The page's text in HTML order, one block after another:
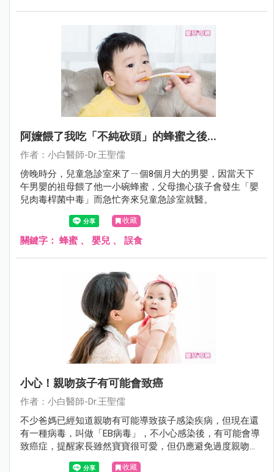
阿嬤餵了我吃「不純砍頭」的蜂蜜之後...
作者：小白醫師-Dr.王聖儒
傍晚時分，兒童急診室來了ㄧ個8個月大的男嬰，因當天下
午男嬰的祖母餵了他一小碗蜂蜜，父母擔心孩子會發生「嬰
兒肉毒桿菌中毒」而急忙奔來兒童急診室就醫。
收藏
關鍵字： 蜂蜜、 嬰兒 、 誤食
小心！親吻孩子有可能會致癌
作者：小白醫師-Dr.王聖儒
不少爸媽已經知道親吻有可能導致孩子感染疾病，但現在還
有一種病毒，叫做「EB病毒」，不小心感染後，有可能會導
致癌症，提醒家長雖然寶寶很可愛，但仍應避免過度親吻孩
子、共用餐具，引起不必要的疾病。
收藏